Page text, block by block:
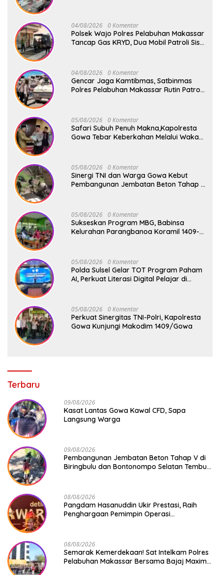
04/08/2026 0 Komentar
Polsek Wajo Polres Pelabuhan Makassar
Tancap Gas KRYD, Dua Mobil Patroli Sisir
04/08/2026 0 Komentar
Gencar Jaga Kamtibmas, Satbinmas
Polres Pelabuhan Makassar Rutin Patroli
05/08/2026 0 Komentar
Safari Subuh Penuh Makna,Kapolresta
Gowa Tebar Keberkahan Melalui Wakaf
05/08/2026 0 Komentar
Sinergi TNI dan Warga Gowa Kebut
Pembangunan Jembatan Beton Tahap V
05/08/2026 0 Komentar
Sukseskan Program MBG, Babinsa
Kelurahan Parangbanoa Koramil 1409-
05/08/2026 0 Komentar
Polda Sulsel Gelar TOT Program Paham
AI, Perkuat Literasi Digital Pelajar di
05/08/2026 0 Komentar
Perkuat Sinergitas TNI-Polri, Kapolresta
Gowa Kunjungi Makodim 1409/Gowa
Terbaru
09/08/2026
Kasat Lantas Gowa Kawal CFD, Sapa
Langsung Warga
09/08/2026
Pembangunan Jembatan Beton Tahap V di
Biringbulu dan Bontonompo Selatan Tembus
08/08/2026
Pangdam Hasanuddin Ukir Prestasi, Raih
Penghargaan Pemimpin Operasi
08/08/2026
Semarak Kemerdekaan! Sat Intelkam Polres
Pelabuhan Makassar Bersama Bajaj Maxim